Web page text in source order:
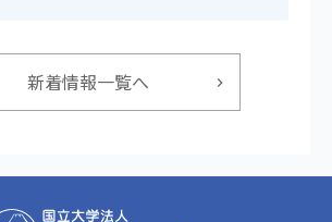
新着情報一覧へ